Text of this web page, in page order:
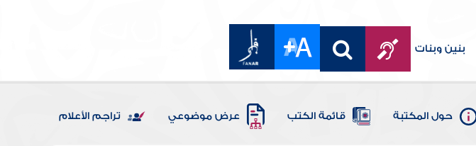
بنين وبنات
حول المكتبة قائمة الكتب عرض موضوعي تراجم الأعلام